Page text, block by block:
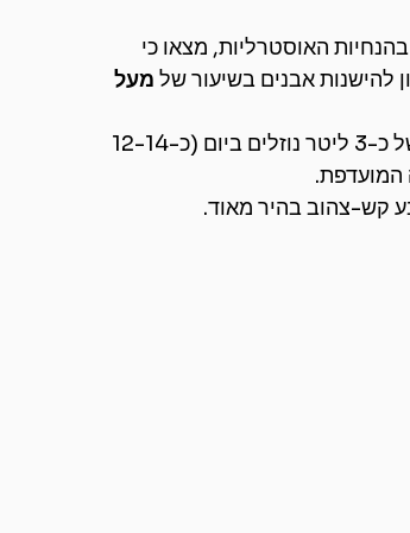
האוסטרליות, מצאו כי
להישנות אבנים בשיעור של מעל
המועדפת.
קש-צהוב בהיר מאוד.